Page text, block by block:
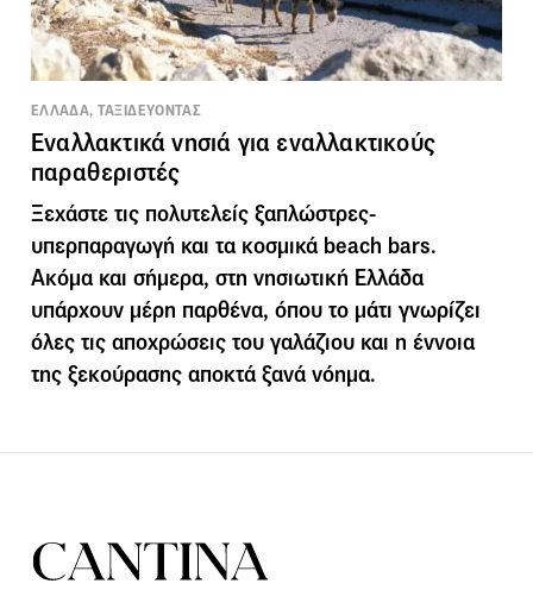
ΕΛΛΑΔΑ, ΤΑΞΙΔΕΥΟΝΤΑΣ
Εναλλακτικά νησιά για εναλλακτικούς
παραθεριστές
Ξεχάστε τις πολυτελείς ξαπλώστρες-
υπερπαραγωγή και τα κοσμικά beach bars.
Ακόμα και σήμερα, στη νησιωτική Ελλάδα
υπάρχουν μέρη παρθένα, όπου το μάτι γνωρίζει
όλες τις αποχρώσεις του γαλάζιου και η έννοια
της ξεκούρασης αποκτά ξανά νόημα.